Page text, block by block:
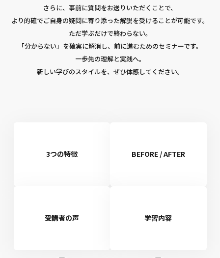
さらに、事前に質問をお送りいただくことで、
より的確でご自身の疑問に寄り添った解説を受けることが可能です。
ただ学ぶだけで終わらない。
「分からない」を確実に解消し、前に進むためのセミナーです。
一歩先の理解と実践へ。
新しい学びのスタイルを、ぜひ体感してください。
3つの特徴 BEFORE / AFTER
受講者の声 学習内容